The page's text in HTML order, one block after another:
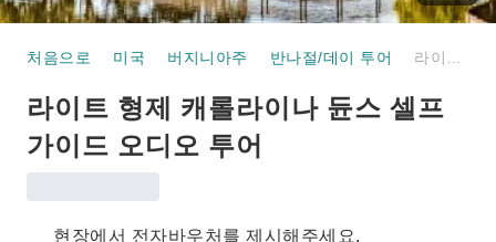
처음으로 미국 버지니아주 반나절/데이 투어
라이트 형제 캐롤라이나 듄스 셀프
가이드 오디오 투어
현장에서 전자바우처를 제시해주세요.